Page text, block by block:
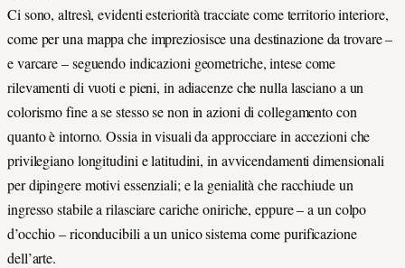
Ci sono, altresì, evidenti esteriorità tracciate come territorio interiore,
come per una mappa che impreziosisce una destinazione da trovare –
e varcare – seguendo indicazioni geometriche, intese come
rilevamenti di vuoti e pieni, in adiacenze che nulla lasciano a un
colorismo fine a se stesso se non in azioni di collegamento con
quanto è intorno. Ossia in visuali da approcciare in accezioni che
privilegiano longitudini e latitudini, in avvicendamenti dimensionali
per dipingere motivi essenziali; e la genialità che racchiude un
ingresso stabile a rilasciare cariche oniriche, eppure – a un colpo
d’occhio – riconducibili a un unico sistema come purificazione
dell’arte.